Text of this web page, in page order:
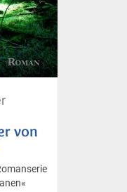
von